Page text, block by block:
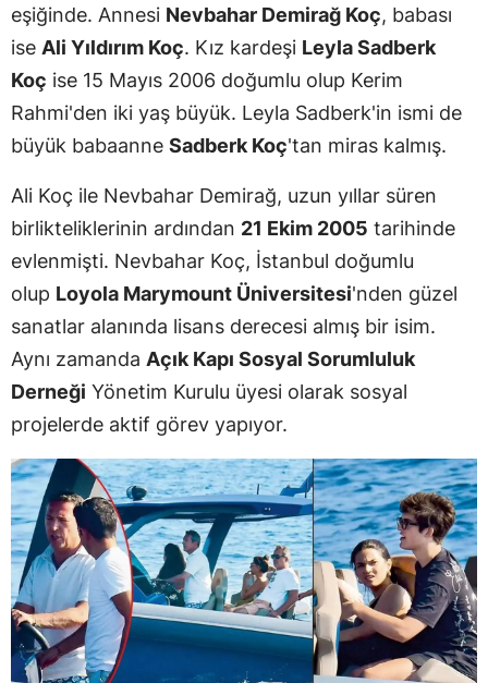
eşiğinde. Annesi Nevbahar Demirağ Koç, babası
ise Ali Yıldırım Koç. Kız kardeşi Leyla Sadberk
Koç ise 15 Mayıs 2006 doğumlu olup Kerim
Rahmi'den iki yaş büyük. Leyla Sadberk'in ismi de
büyük babaanne Sadberk Koç'tan miras kalmış.
Ali Koç ile Nevbahar Demirağ, uzun yıllar süren
birlikteliklerinin ardından 21 Ekim 2005 tarihinde
evlenmişti. Nevbahar Koç, İstanbul doğumlu
olup Loyola Marymount Üniversitesi'nden güzel
sanatlar alanında lisans derecesi almış bir isim.
Aynı zamanda Açık Kapı Sosyal Sorumluluk
Derneği Yönetim Kurulu üyesi olarak sosyal
projelerde aktif görev yapıyor.